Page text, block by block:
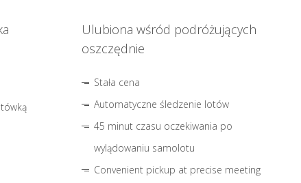
Ulubiona wśród podróżujących
oszczędnie
Stała cena
Automatyczne śledzenie lotów
45 minut czasu oczekiwania po
wylądowaniu samolotu
Convenient pickup at precise meeting